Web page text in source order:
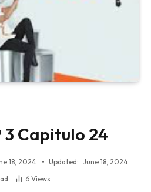
3 Capitulo 24
18, 2024 Updated: June 18, 2024
6 Views